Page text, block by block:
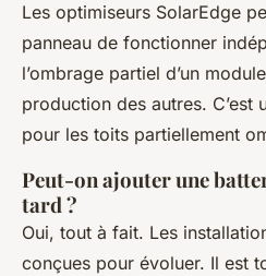
Les optimiseurs SolarEdge
panneau de fonctionner
l’ombrage partiel d’un
production des autres. C’est
pour les toits partiellement
Peut-on ajouter une
tard ?
Oui, tout à fait. Les
conçues pour évoluer. Il est